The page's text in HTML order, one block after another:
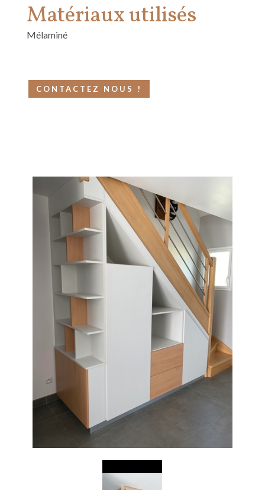
Matériaux utilisés
Mélaminé
CONTACTEZ NOUS !